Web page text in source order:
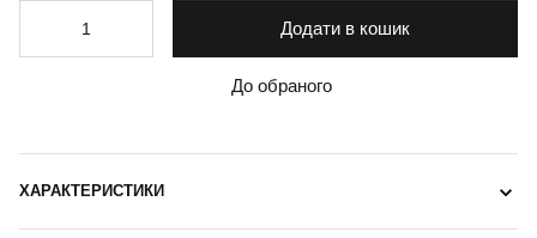
Додати в кошик
До обраного
ХАРАКТЕРИСТИКИ